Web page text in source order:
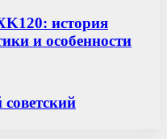
история
и особенности